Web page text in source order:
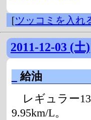
[ツッコミを入れ
2011-12-03 (土)
給油
レギュラー
9.95km/L。